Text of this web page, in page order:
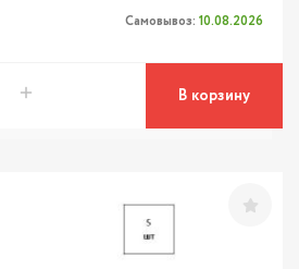
Самовывоз: 10.08.2026
В корзину